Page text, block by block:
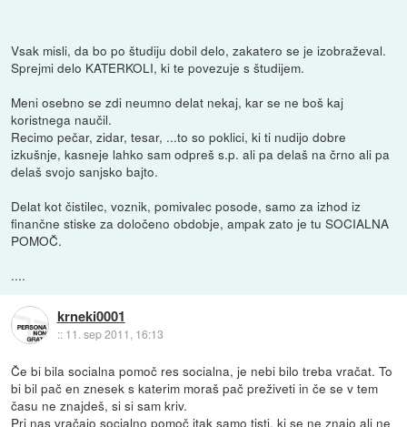
Vsak misli, da bo po študiju dobil delo, zakatero se je izobraževal.
Sprejmi delo KATERKOLI, ki te povezuje s študijem.
Meni osebno se zdi neumno delat nekaj, kar se ne boš kaj
koristnega naučil.
Recimo pečar, zidar, tesar, ...to so poklici, ki ti nudijo dobre
izkušnje, kasneje lahko sam odpreš s.p. ali pa delaš na črno ali pa
delaš svojo sanjsko bajto.
Delat kot čistilec, voznik, pomivalec posode, samo za izhod iz
finančne stiske za določeno obdobje, ampak zato je tu SOCIALNA
POMOČ.
....
krneki0001
:: 11. sep 2011, 16:13
Če bi bila socialna pomoč res socialna, je nebi bilo treba vračat. To
bi bil pač en znesek s katerim moraš pač preživeti in če se v tem
času ne znajdeš, si si sam kriv.
Pri nas vračajo socialno pomoč itak samo tisti, ki se ne znajo ali ne